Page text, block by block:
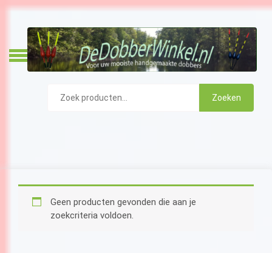
content
naar:
Zoeken
Geen producten gevonden die aan je
zoekcriteria voldoen.